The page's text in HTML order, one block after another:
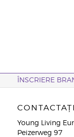
ÎNSCRIERE
Young Living
Peizerweg 97